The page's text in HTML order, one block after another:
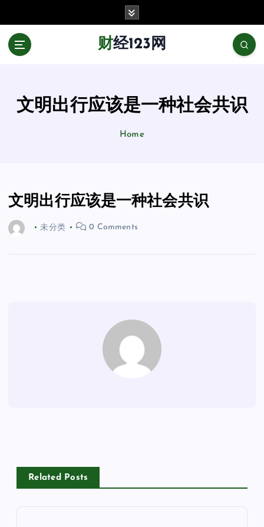
财经123网
文明出行应该是一种社会共识
Home
文明出行应该是一种社会共识
未分类 0 Comments
Related Posts